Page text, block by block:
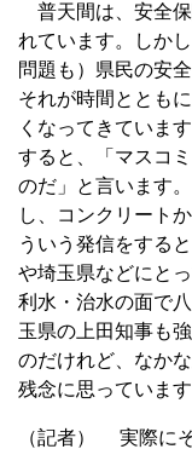
普天間は、安全
れています。しか
問題も）県民の安
それが時間ととも
くなってきていま
すると、「マスコ
のだ」と言います
し、コンクリート
ういう発信をする
や埼玉県などにと
利水・治水の面で
玉県の上田知事も
のだけれど、なか
残念に思っています
（記者） 実際に